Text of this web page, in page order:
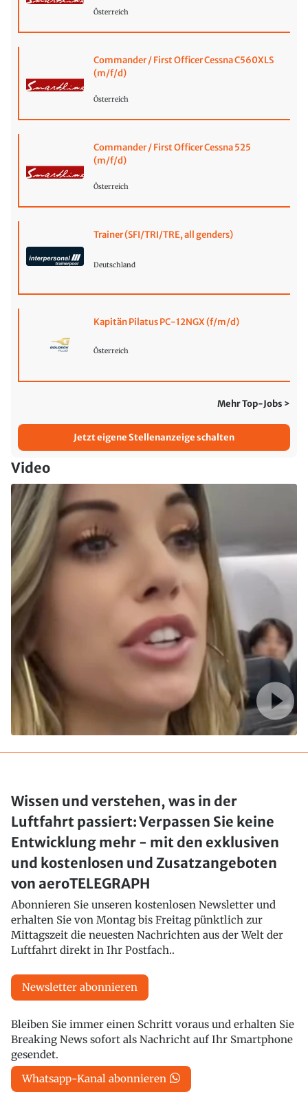
Österreich
Commander / First Officer Cessna C560XLS
(m/f/d)
Österreich
Commander / First Officer Cessna 525
(m/f/d)
Österreich
Trainer (SFI/TRI/TRE, all genders)
Deutschland
Kapitän Pilatus PC-12NGX (f/m/d)
Österreich
Mehr Top-Jobs >
Jetzt eigene Stellenanzeige schalten
Video
Wissen und verstehen, was in der
Luftfahrt passiert: Verpassen Sie keine
Entwicklung mehr - mit den exklusiven
und kostenlosen und Zusatzangeboten
von aeroTELEGRAPH
Abonnieren Sie unseren kostenlosen Newsletter und
erhalten Sie von Montag bis Freitag pünktlich zur
Mittagszeit die neuesten Nachrichten aus der Welt der
Luftfahrt direkt in Ihr Postfach..
Newsletter abonnieren
Bleiben Sie immer einen Schritt voraus und erhalten Sie
Breaking News sofort als Nachricht auf Ihr Smartphone
gesendet.
Whatsapp-Kanal abonnieren